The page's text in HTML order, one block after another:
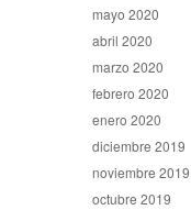
mayo 2020
abril 2020
marzo 2020
febrero 2020
enero 2020
diciembre 2019
noviembre 2019
octubre 2019